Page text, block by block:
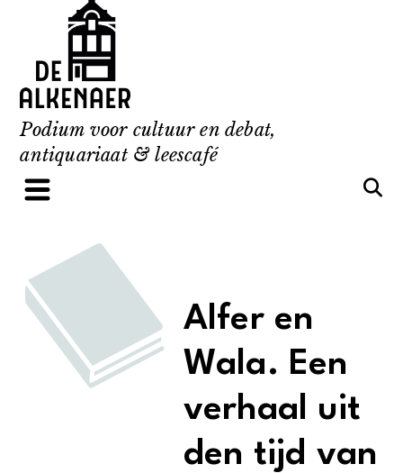
content
Podium voor cultuur en debat,
antiquariaat & leescafé
Alfer en
Wala. Een
verhaal uit
den tijd van